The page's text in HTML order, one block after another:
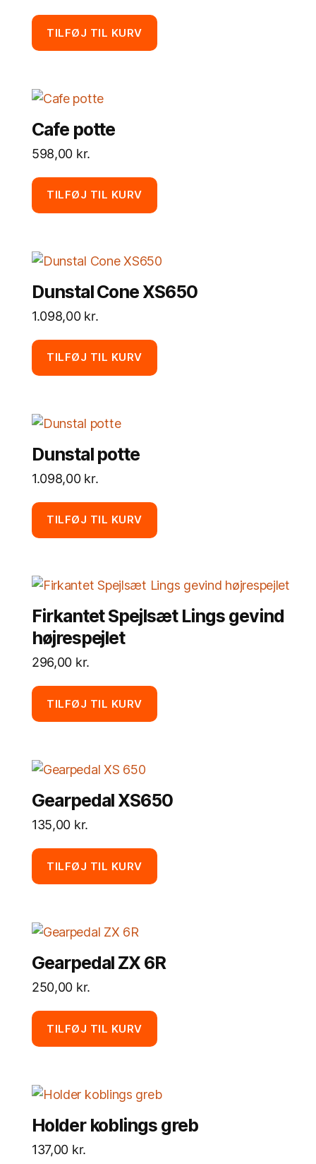
TILFØJ TIL KURV
Cafe potte
598,00 kr.
TILFØJ TIL KURV
Dunstal Cone XS650
1.098,00 kr.
TILFØJ TIL KURV
Dunstal potte
1.098,00 kr.
TILFØJ TIL KURV
Firkantet Spejlsæt Lings gevind
højrespejlet
296,00 kr.
TILFØJ TIL KURV
Gearpedal XS650
135,00 kr.
TILFØJ TIL KURV
Gearpedal ZX 6R
250,00 kr.
TILFØJ TIL KURV
Holder koblings greb
137,00 kr.